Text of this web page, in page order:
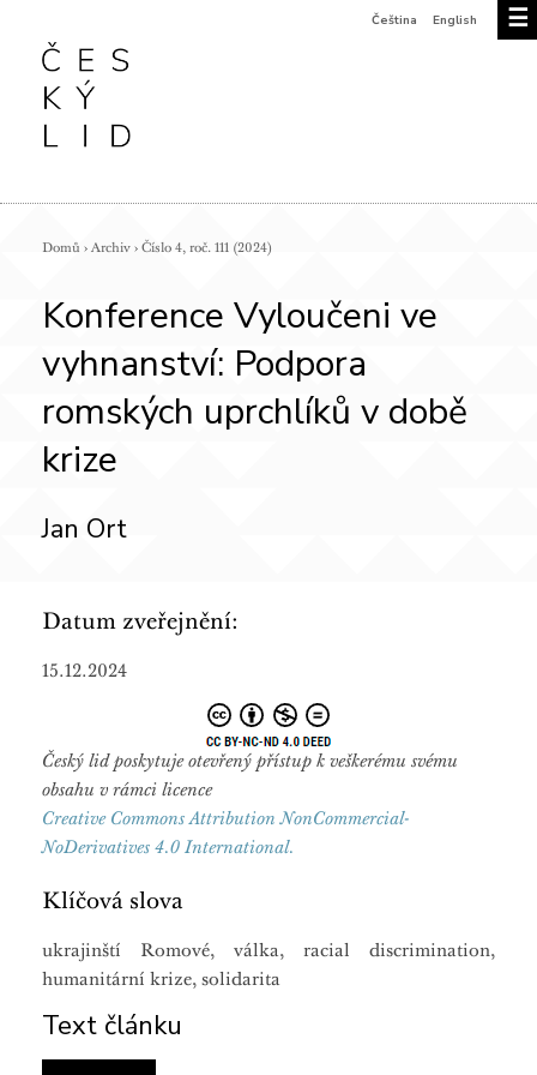
☰
Čeština English
Domů › Archiv › Číslo 4, roč. 111 (2024)
Konference Vyloučeni ve
vyhnanství: Podpora
romských uprchlíků v době
krize
Jan Ort
Datum zveřejnění:
15.12.2024
Český lid poskytuje otevřený přístup k veškerému svému
obsahu v rámci licence
Creative Commons Attribution NonCommercial-
NoDerivatives 4.0 International.
Klíčová slova
ukrajinští Romové, válka, racial discrimination,
humanitární krize, solidarita
Text článku